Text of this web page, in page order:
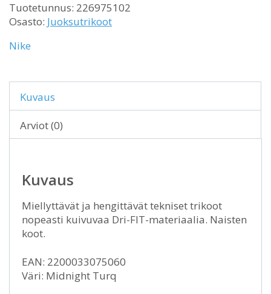
Tuotetunnus: 226975102
Osasto: Juoksutrikoot
Nike
Kuvaus
Arviot (0)
Kuvaus
Miellyttävät ja hengittävät tekniset trikoot
nopeasti kuivuvaa Dri-FIT-materiaalia. Naisten
koot.
EAN: 2200033075060
Väri: Midnight Turq